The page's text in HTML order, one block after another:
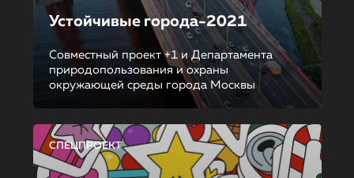
Устойчивые города-2021
Совместный проект +1 и Департамента
природопользования и охраны
окружающей среды города Москвы
СПЕЦПРОЕКТ